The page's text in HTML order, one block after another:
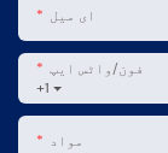
ای میل
+1
فون/واٹس ایپ
مواد